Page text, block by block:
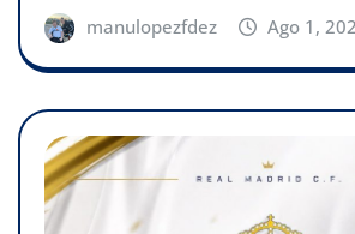
manulopezfdez Ago 1,